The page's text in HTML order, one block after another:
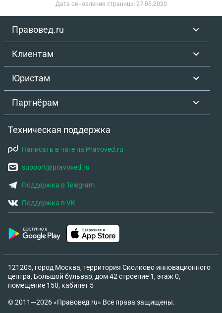
Дата обновления страницы 27.05.2020
Правовед.ru
Клиентам
Юристам
Партнёрам
Техническая поддержка
Написать в чате на Pravoved.ru
support@pravoved.ru
Поддержка в Telegram
Поддержка в VK
121205, город Москва, территория Сколково инновационного
центра, Большой бульвар, дом 42 строение 1, этаж 0,
помещение 150, кабинет 5
© 2011—2026 «Правовед.ru» Все права защищены.